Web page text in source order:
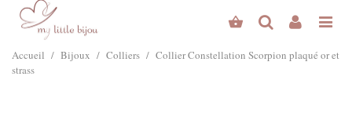
Accueil / Bijoux / Colliers / Collier Constellation Scorpion plaqué or et
strass